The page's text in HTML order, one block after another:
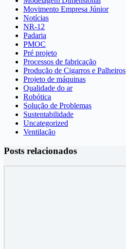
Movimento Empresa Júnior
Notícias
NR-12
Padaria
PMOC
Pré projeto
Processos de fabricação
Produção de Cigarros e Palheiros
Projeto de máquinas
Qualidade do ar
Robótica
Solução de Problemas
Sustentabilidade
Uncategorized
Ventilação
Posts relacionados